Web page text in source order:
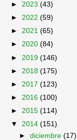
► 2023 (43)
► 2022 (59)
► 2021 (65)
► 2020 (84)
► 2019 (146)
► 2018 (175)
► 2017 (123)
► 2016 (100)
► 2015 (114)
▼ 2014 (151)
►diciembre(17)